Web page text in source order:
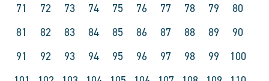
71
72 73 74 75 76 77 78 79
80
81
82 83 84 85 86 87 88 89
90
91
92 93 94 95 96 97 98 99
100